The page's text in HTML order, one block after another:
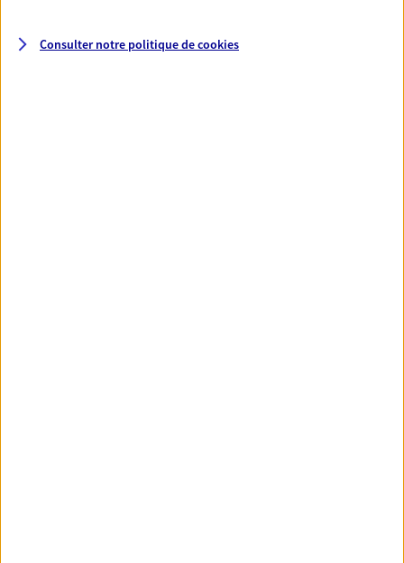
Pour un avenir serein, assurez-vous avec notre
contrat prévoyance. Préservez vos proches en cas
Consulter notre politique decookies